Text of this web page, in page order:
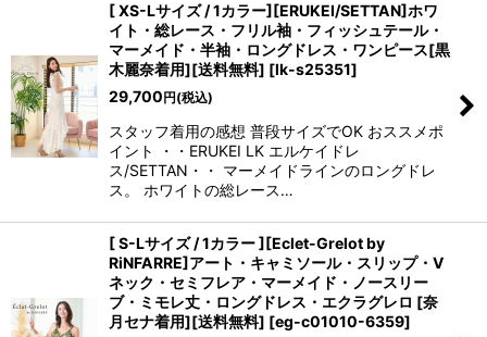
[ XS-Lサイズ / 1カラー][ERUKEI/SETTAN]ホワ
イト・総レース・フリル袖・フィッシュテール・
マーメイド・半袖・ロングドレス・ワンピース[黒
木麗奈着用][送料無料] [lk-s25351]
29,700円(税込)
スタッフ着用の感想 普段サイズでOK おススメポ
イント ・・ERUKEI LK エルケイドレ
ス/SETTAN・・ マーメイドラインのロングドレ
ス。 ホワイトの総レース…
[ S-Lサイズ / 1カラー ][Eclet-Grelot by
RiNFARRE]アート・キャミソール・スリップ・V
ネック・セミフレア・マーメイド・ノースリー
ブ・ミモレ丈・ロングドレス・エクラグレロ [奈
月セナ着用][送料無料] [eg-c01010-6359]